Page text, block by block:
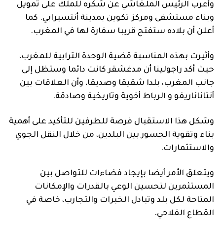
وأعرب الرئيس الملغاشي عن شكره للملك على تمويل
وبناء مستشفى ومركز تكوين بمدينة أنتسيرابي. كما
أعلن أن بلاده ستفتح قريبا سفارة لها في المغرب.
وأثيرت بهذه المناسبة قضية الوحدة الترابية للمغرب،
حيث أكد راجولينا أن مدغشقر كانت دائما وستظل إلى
جانب المغرب، بلدا شقيقا وصديقا، وأن العلاقات بين
أنتاناناريفو و الرباط أخوية وتاريخية وصادقة.
وشكل هذا الاستقبال فرصة للطرفين للتأكيد على أهمية
بناء وتقوية الجسور بين البلدين، من خلال النقل الجوي
والاستثمارات.
ويتعلق الأمر أيضا بإيجاد فضاءات للتواصل بين
المستثمرين لتحسين الوعي بالقدرات والإمكانات
المتاحة لكل بلد وتبادل الخبرات والتجارب، خاصة في
القطاع الفلاحي.